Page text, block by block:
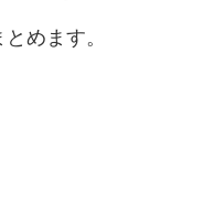
めます。